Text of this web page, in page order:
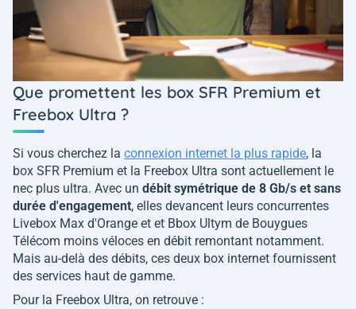
Que promettent les box SFR Premium et
Freebox Ultra ?
Si vous cherchez la connexion internet la plus rapide, la
box SFR Premium et la Freebox Ultra sont actuellement le
nec plus ultra. Avec un débit symétrique de 8 Gb/s et sans
durée d'engagement, elles devancent leurs concurrentes
Livebox Max d'Orange et et Bbox Ultym de Bouygues
Télécom moins véloces en débit remontant notamment.
Mais au-delà des débits, ces deux box internet fournissent
des services haut de gamme.
Pour la Freebox Ultra, on retrouve :